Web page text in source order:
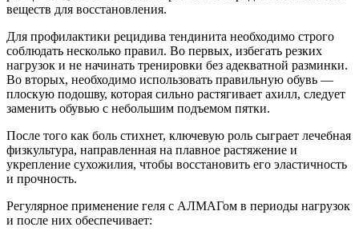
веществ для восстановления.
Для профилактики рецидива тендинита необходимо строго
соблюдать несколько правил. Во первых, избегать резких
нагрузок и не начинать тренировки без адекватной разминки.
Во вторых, необходимо использовать правильную обувь —
плоскую подошву, которая сильно растягивает ахилл, следует
заменить обувью с небольшим подъемом пятки.
После того как боль стихнет, ключевую роль сыграет лечебная
физкультура, направленная на плавное растяжение и
укрепление сухожилия, чтобы восстановить его эластичность
и прочность.
Регулярное применение геля с АЛМАГом в периоды нагрузок
и после них обеспечивает: